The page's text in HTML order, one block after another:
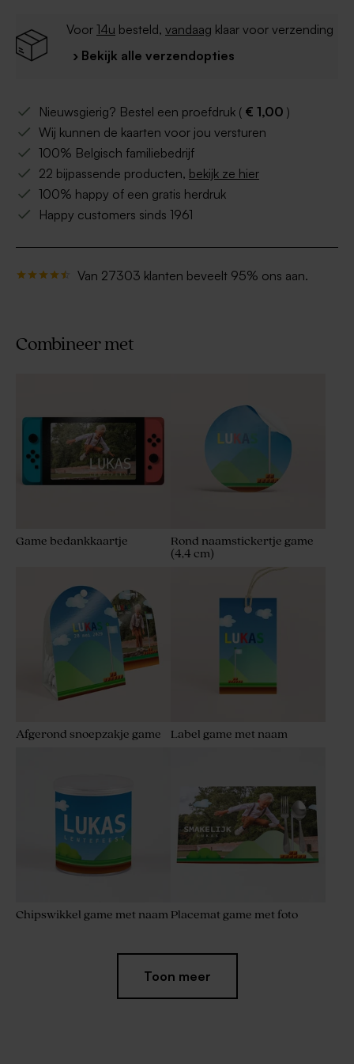
Voor 14u besteld, vandaag klaar voor verzending
› Bekijk alle verzendopties
Nieuwsgierig? Bestel een proefdruk ( € 1,00 )
Wij kunnen de kaarten voor jou versturen
100% Belgisch familiebedrijf
22 bijpassende producten, bekijk ze hier
100% happy of een gratis herdruk
Happy customers sinds 1961
Van 27303 klanten beveelt 95% ons aan.
Combineer met
Game bedankkaartje
Rond naamstickertje game
(4,4 cm)
Afgerond snoepzakje game Label game met naam
Chipswikkel game met naam Placemat game met foto
Toon meer